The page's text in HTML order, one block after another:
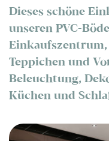
Dieses schöne
unseren PVC-
Einkaufszentrum,
Teppichen und
Beleuchtung,
Küchen und